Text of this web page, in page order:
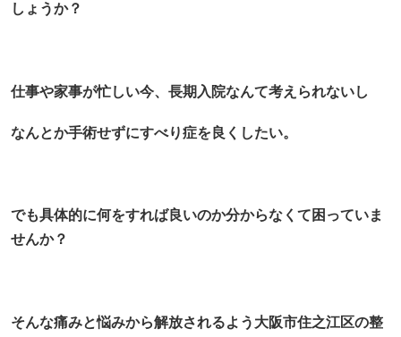
しょうか？
仕事や家事が忙しい今、長期入院なんて考えられないし
なんとか手術せずにすべり症を良くしたい。
でも具体的に何をすれば良いのか分からなくて困っていま
せんか？
そんな痛みと悩みから解放されるよう大阪市住之江区の整